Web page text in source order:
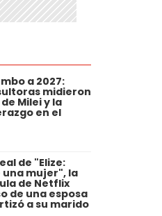
a 2027:
midieron
Milei y la
en el
de "Elize:
una mujer", la
de Netflix
de una esposa
a su marido